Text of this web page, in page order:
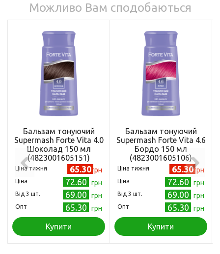
Можливо Вам сподобаються
Бальзам тонуючий
Supermash Forte Vita 4.0
Шоколад 150 мл
(4823001605151)
Ціна тижня 65.30 грн
Ціна 72.60 грн
Від 3 шт. 69.00 грн
Опт 65.30 грн
Купити
Бальзам тонуючий
Supermash Forte Vita 4.6
Бордо 150 мл
(4823001605106)
Ціна тижня 65.30грн
Ціна 72.60 грн
Від 3 шт. 69.00 грн
Опт 65.30 грн
Купити